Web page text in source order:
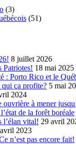
(3)
(51)
8 juillet 2026
Patriotes! 18 mai 2025
: Porto Rico et le
ça profite? 5 mai
2024
ouvrière à mener
de la forêt boréale
l’élan vital! 29 avril
2023
n’est pas encore fait!